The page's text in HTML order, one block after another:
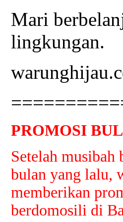
Mari
lingkungan.
PROMOSI
Setelah musibah
bulan yang lalu,
memberikan
berdomosili di